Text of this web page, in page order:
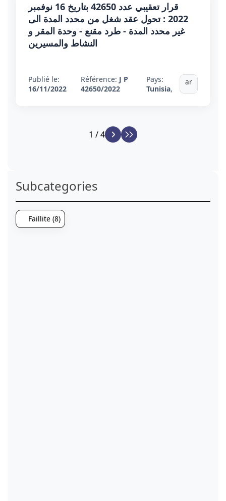
قرار تعقيبي عدد 42650 بتاريخ 16 نوفمبر
2022 : تحول عقد شغل من محدد المدة الى
غير محدد المدة - طرد مقنع - وحدة المقر و
النشاط والمسيرين
Publié le:
16/11/2022
Référence: J P
42650/2022
Pays:
Tunisia,
ar
1 / 4
Subcategories
Faillite (8)